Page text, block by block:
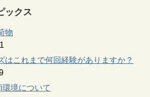
ックス
物
はこれまで何回経験がありますか？
境について